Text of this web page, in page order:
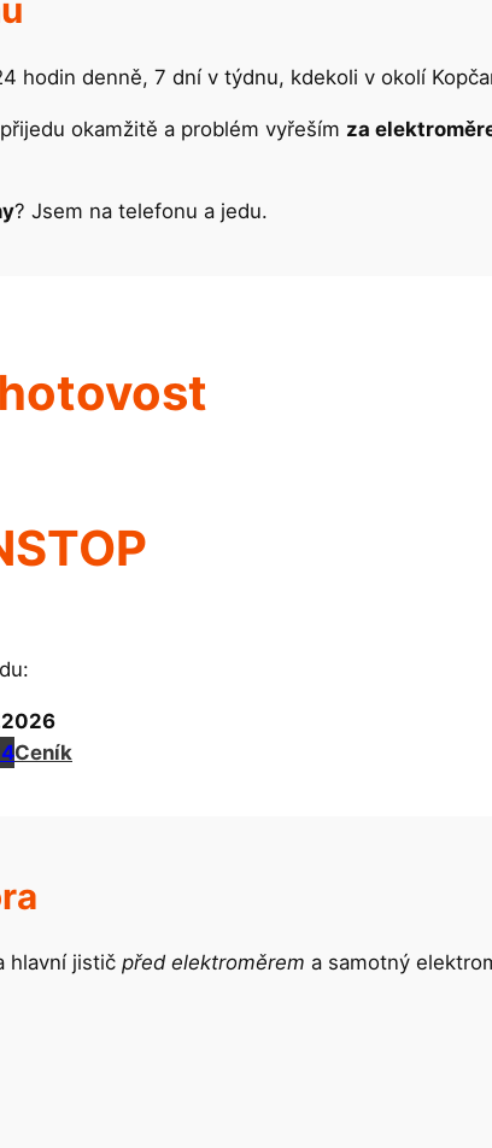
hodin denně, 7 dní v týdnu, kdekoli v okolí
okamžitě a problém vyřeším za
? Jsem na telefonu a jedu.
Ceník
hlavní jistič před elektroměrem a samotný